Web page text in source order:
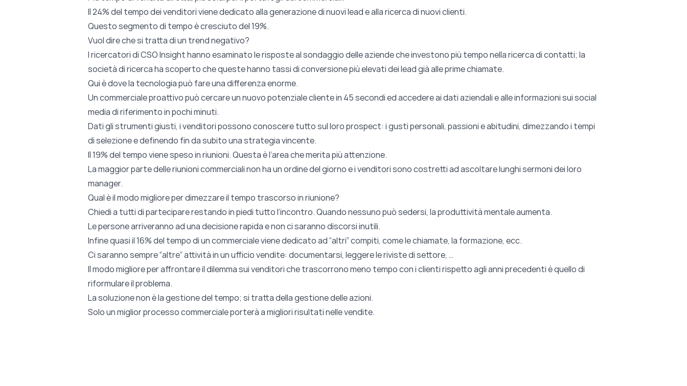
Il 24% del tempo dei venditori viene dedicato alla generazione di nuovi lead e alla ricerca di nuovi clienti.
Questo segmento di tempo è cresciuto del 19%.
Vuol dire che si tratta di un trend negativo?
I ricercatori di CSO Insight hanno esaminato le risposte al sondaggio delle aziende che investono più tempo nella ricerca di contatti; la
società di ricerca ha scoperto che queste hanno tassi di conversione più elevati dei lead già alle prime chiamate.
Qui è dove la tecnologia può fare una differenza enorme.
Un commerciale proattivo può cercare un nuovo potenziale cliente in 45 secondi ed accedere ai dati aziendali e alle informazioni sui social
media di riferimento in pochi minuti.
Dati gli strumenti giusti, i venditori possono conoscere tutto sul loro prospect: i gusti personali, passioni e abitudini, dimezzando i tempi
di selezione e definendo fin da subito una strategia vincente.
Il 19% del tempo viene speso in riunioni. Questa è l’area che merita più attenzione.
La maggior parte delle riunioni commerciali non ha un ordine del giorno e i venditori sono costretti ad ascoltare lunghi sermoni dei loro
manager.
Qual è il modo migliore per dimezzare il tempo trascorso in riunione?
Chiedi a tutti di partecipare restando in piedi tutto l’incontro. Quando nessuno può sedersi, la produttività mentale aumenta.
Le persone arriveranno ad una decisione rapida e non ci saranno discorsi inutili.
Infine quasi il 16% del tempo di un commerciale viene dedicato ad “altri” compiti, come le chiamate, la formazione, ecc.
Ci saranno sempre “altre” attività in un ufficio vendite: documentarsi, leggere le riviste di settore, …
Il modo migliore per affrontare il dilemma sui venditori che trascorrono meno tempo con i clienti rispetto agli anni precedenti è quello di
riformulare il problema.
La soluzione non è la gestione del tempo; si tratta della gestione delle azioni.
Solo un miglior processo commerciale porterà a migliori risultati nelle vendite.